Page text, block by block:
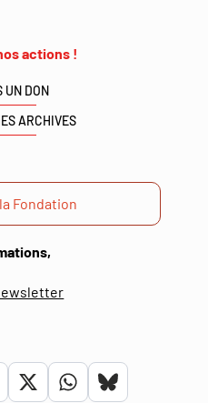
actions !
UN DON
ARCHIVES
Fondation
(ouverture
fenêtre)
LienLienLien